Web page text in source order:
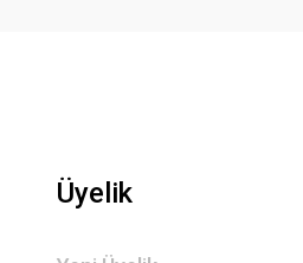
Üyelik